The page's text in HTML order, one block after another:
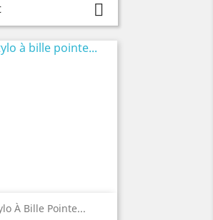

À Bille Pointe...
rapide